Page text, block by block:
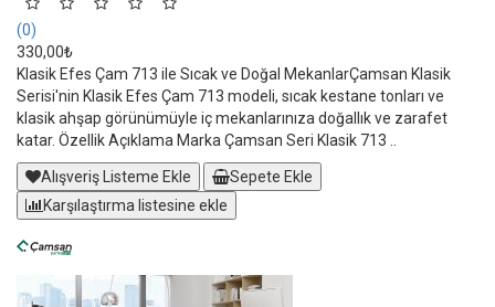
(0)
330,00₺
Klasik Efes Çam 713 ile Sıcak ve Doğal MekanlarÇamsan Klasik
Serisi'nin Klasik Efes Çam 713 modeli, sıcak kestane tonları ve
klasik ahşap görünümüyle iç mekanlarınıza doğallık ve zarafet
katar. Özellik Açıklama Marka Çamsan Seri Klasik 713 ..
Alışveriş Listeme Ekle
Sepete Ekle
Karşılaştırma listesine ekle